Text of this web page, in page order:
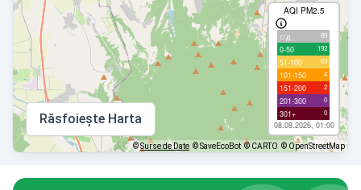
AQI PM2.5
с/д 89
0-50 192
51-100 63
101-150 4
151-200 2
201-300 0
301+ 0
08.08.2026, 01:00
Răsfoiește Harta
©Surse de Date © SaveEcoBot © CARTO © OpenStreetMap